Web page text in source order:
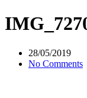
28/05/2019
No Comments